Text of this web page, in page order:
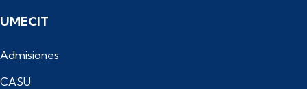
UMECIT
Admisiones
CASU